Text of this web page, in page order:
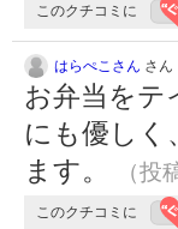
このクチコミに
はらぺこさん さん
お弁当をテ
にも優しく
ます。
（
このクチコミに